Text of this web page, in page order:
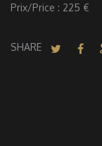
Prix/Price : 225 €
SHARE